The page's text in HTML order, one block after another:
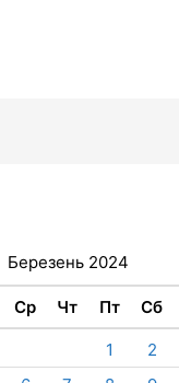
Березень 2024
Ср Чт Пт Сб
1 2